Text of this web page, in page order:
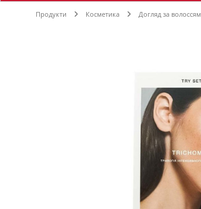
Продукти Косметика Догляд за волоссям